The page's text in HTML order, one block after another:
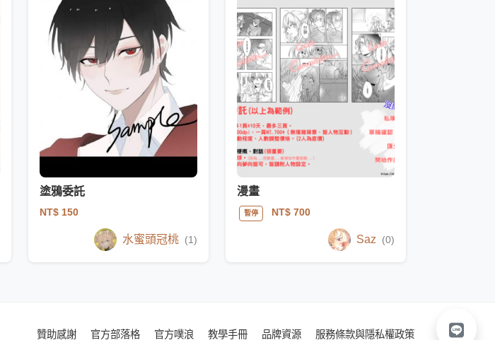
塗鴉委託
NT$ 150
水蜜頭冠桃 (1)
漫畫
暫停 NT$ 700
Saz (0)
贊助感謝 官方部落格 官方噗浪 教學手冊 品牌資源 服務條款與隱私權政策